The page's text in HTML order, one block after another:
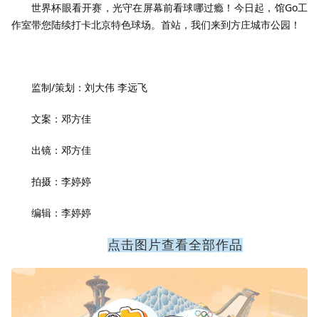
世界杯眼看开赛，光守在屏幕前看球哪过瘾！今日起，馆Go工
作室带您陆续打卡北京特色球场。首站，我们来到方庄城市公园！
监制/策划：刘大伟 李远飞
文案：邓方佳
出镜：邓方佳
拍摄：李婷婷
编辑：李婷婷
点击图片查看全部作品